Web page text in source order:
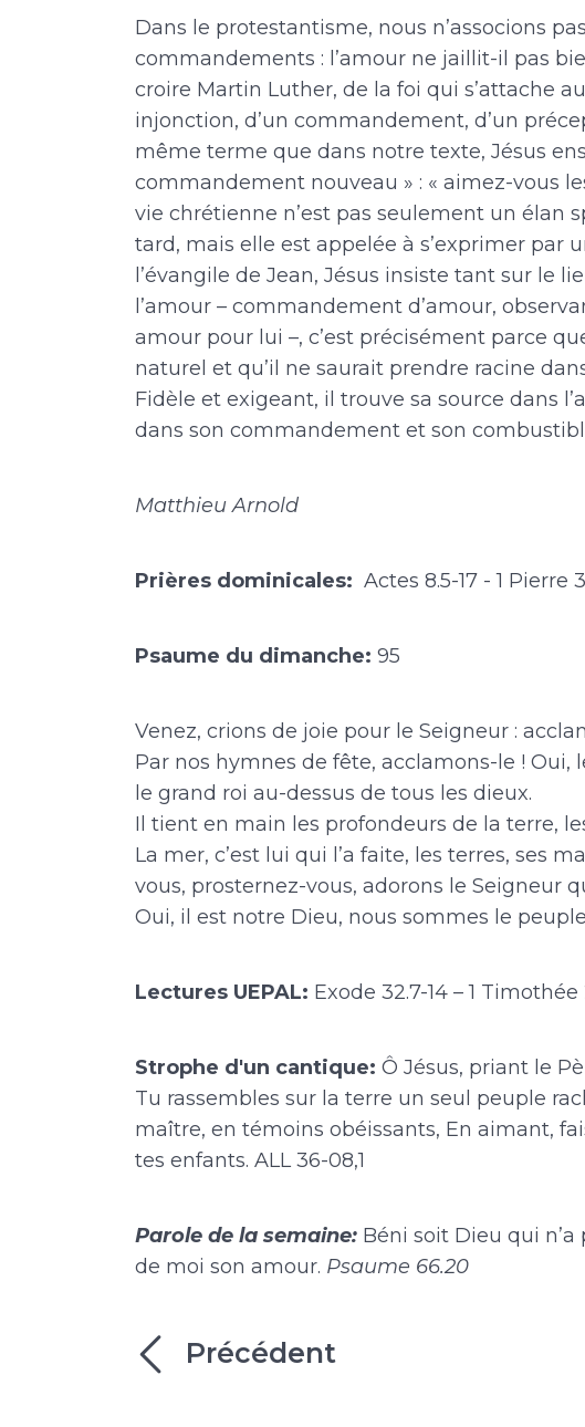
Dans le protestantisme, nous n’associons
commandements : l’amour ne jaillit-il pas
croire Martin Luther, de la foi qui s’attache
injonction, d’un commandement, d’un
même terme que dans notre texte, Jésus
commandement nouveau » : « aimez-vous
vie chrétienne n’est pas seulement un élan
tard, mais elle est appelée à s’exprimer par
l’évangile de Jean, Jésus insiste tant sur le
l’amour – commandement d’amour,
amour pour lui –, c’est précisément parce
naturel et qu’il ne saurait prendre racine
Fidèle et exigeant, il trouve sa source dans
dans son commandement et son
Matthieu Arnold
Prières dominicales: Actes 8.5-17 - 1 Pierre
Psaume du dimanche: 95
Venez, crions de joie pour le Seigneur :
Par nos hymnes de fête, acclamons-le ! Oui,
le grand roi au-dessus de tous les dieux.
Il tient en main les profondeurs de la terre,
La mer, c’est lui qui l’a faite, les terres, ses
vous, prosternez-vous, adorons le Seigneur
Oui, il est notre Dieu, nous sommes le
Lectures UEPAL: Exode 32.7-14 – 1 Timothée
Strophe d'un cantique: Ô Jésus, priant le
Tu rassembles sur la terre un seul peuple
maître, en témoins obéissants, En aimant,
tes enfants. ALL 36-08,1
Parole de la semaine: Béni soit Dieu qui
de moi son amour. Psaume 66.20
Précédent